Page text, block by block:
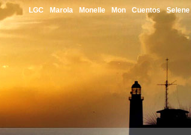
LGC Marola Monelle Mon Cuentos Selene